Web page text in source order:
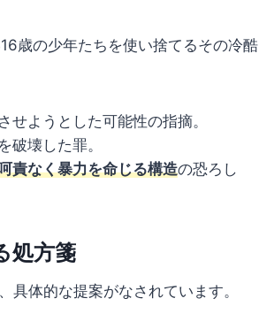
歳の少年たちを使い捨てるその冷酷
ようとした可能性の指摘。
破壊した罪。
責なく暴力を命じる構造の恐ろし
処方箋
体的な提案がなされています。